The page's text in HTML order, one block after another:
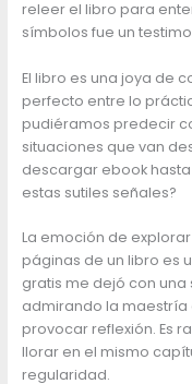
releer el libro para
símbolos fue un
El libro es una joya de
perfecto entre lo
pudiéramos predecir
situaciones que van
descargar ebook
estas sutiles señales?
La emoción de
páginas de un libro es
gratis me dejó con
admirando la
provocar reflexión. Es
llorar en el mismo
regularidad.